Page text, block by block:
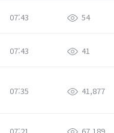
07:43 54
07:43 41
07:35 41,877
07:21 67,189